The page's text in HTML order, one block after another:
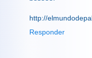
http://
Responder